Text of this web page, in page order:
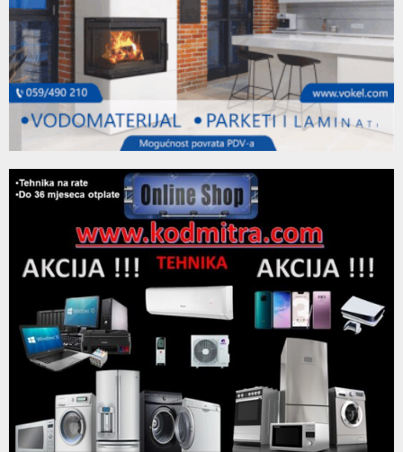
98
Thumbnail
youtube
11:07
99
Thumbnail
youtube
"Tvoje minute sa Ivanom": Današnji gost bio je
Milomir Ninković...
06:11
youtube
Današnji gosti bili su trener KK "Leotar" Marko Ičelić
i...
06:24
Thumbnail
"Tvoje minute sa Ivanom": Današnji gost bio je Miljan
Vico,...
102
youtube
"Tvoje minute sa Ivanom": Današnji gost bio je
Aleksandar Milojević...
06:23
103
Thumbnail
youtube
Tvoje minute sa Ivanom: Današnji gosti bili su Lana
Ćapin...
13:54
Thumbnail
youtube
Tvoje minute sa Ivanom: Gost Radovan Uljarević
03:42
Tvoje minute sa Ivanom: Šta je to AKUPUNKTURA?
17:25